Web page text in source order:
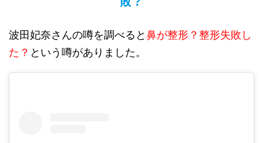
波田妃奈さんの噂を調べると鼻が整形？整形失敗し
た？ という噂がありました。